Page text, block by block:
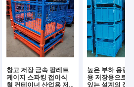
창고 저장 금속 팔레트
케이지 스파킹 접이식
철 컨테이너 산업용 저
높은 부하 용량
용 저장용으로
있는 설계의 접